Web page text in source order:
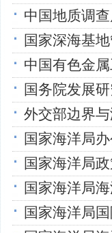
中国地质调
国家深海基
中国有色金
国务院发展
外交部边界
国家海洋局办
国家海洋局
国家海洋局
国家海洋局